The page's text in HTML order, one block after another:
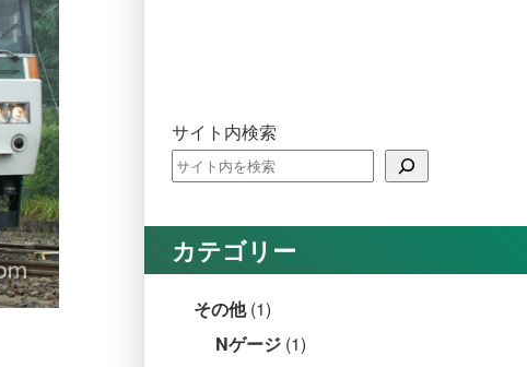
サイト内検索
カテゴリー
その他(1)
Nゲージ (1)